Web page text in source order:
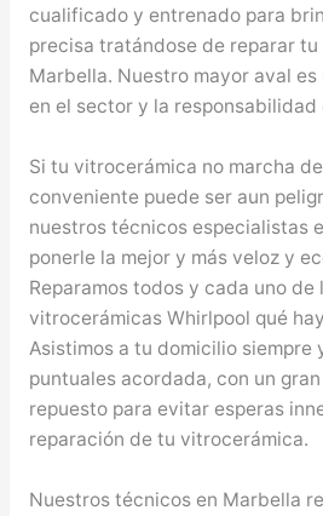
cualificado y entrenado para
precisa tratándose de reparar
Marbella. Nuestro mayor aval
en el sector y la
Si tu vitrocerámica no marcha
conveniente puede ser aun
nuestros técnicos especialistas
ponerle la mejor y más veloz y
Reparamos todos y cada uno de
vitrocerámicas Whirlpool qué
Asistimos a tu domicilio siempre
puntuales acordada, con un
repuesto para evitar esperas
reparación de tu vitrocerámica.
Nuestros técnicos en Marbella